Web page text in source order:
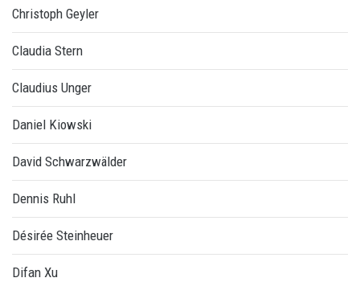
Christoph Geyler
Claudia Stern
Claudius Unger
Daniel Kiowski
David Schwarzwälder
Dennis Ruhl
Désirée Steinheuer
Difan Xu